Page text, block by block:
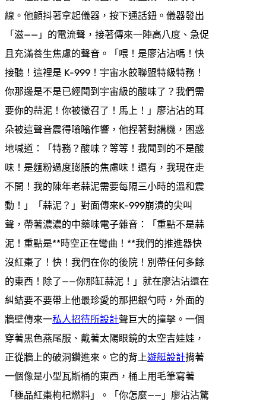
線。他顫抖著拿起儀器，按下通話鈕。儀器發出
「滋——」的電流聲，接著傳來一陣高八度、急促
且充滿養生焦慮的聲音。「喂！是廖沾沾嗎！快
接聽！這裡是 K-999！宇宙水餃聯盟特級特務！
你那邊是不是已經聞到宇宙級的酸味了？我們需
要你的蒜泥！你被徵召了！馬上！」廖沾沾的耳
朵被這聲音震得嗡嗡作響，他捏著對講機，困惑
地喊道：「特務？酸味？等等！我聞到的不是酸
味！是麵粉過度膨脹的焦慮味！還有，我現在走
不開！我的陳年老蒜泥需要每隔三小時的溫和震
動！」「蒜泥？」對面傳來K-999崩潰的尖叫
聲，帶著濃濃的中藥味電子雜音：「重點不是蒜
泥！重點是**時空正在彎曲！**我們的推進器快
沒紅棗了！快！我們在你的後院！別帶任何多餘
的東西！除了——你那缸蒜泥！」就在廖沾沾還在
糾結要不要帶上他最珍愛的那把銀勺時，外面的
牆壁傳來一私人招待所設計聲巨大的撞擊。一個
穿著黑色燕尾服、戴著太陽眼鏡的太空吉娃娃，
正從牆上的破洞鑽進來。它的背上遊艇設計揹著
一個像是小型瓦斯桶的東西，桶上用毛筆寫著
「極品紅棗枸杞燃料」。「你怎麼——」廖沾沾驚